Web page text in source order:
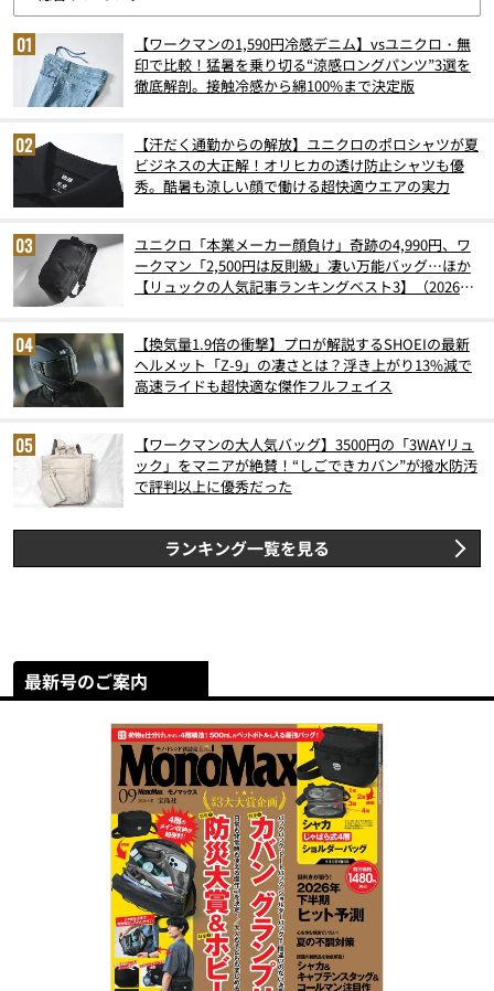
【ワークマンの1,590円冷感デニム】vsユニクロ・無
印で比較！猛暑を乗り切る“涼感ロングパンツ”3選を
徹底解剖。接触冷感から綿100%まで決定版
【汗だく通勤からの解放】ユニクロのポロシャツが夏
ビジネスの大正解！オリヒカの透け防止シャツも優
秀。酷暑も涼しい顔で働ける超快適ウエアの実力
ユニクロ「本業メーカー顔負け」奇跡の4,990円、ワ
ークマン「2,500円は反則級」凄い万能バッグ…ほか
【リュックの人気記事ランキングベスト3】（2026年
【換気量1.9倍の衝撃】プロが解説するSHOEIの最新
ヘルメット「Z-9」の凄さとは？浮き上がり13%減で
高速ライドも超快適な傑作フルフェイス
【ワークマンの大人気バッグ】3500円の「3WAYリュ
ック」をマニアが絶賛！“しごできカバン”が撥水防汚
で評判以上に優秀だった
ランキング一覧を見る
最新号のご案内